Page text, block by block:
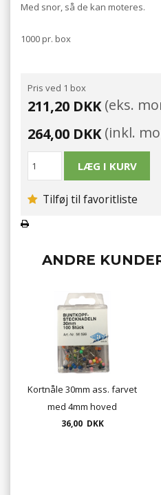
Med snor, så de kan moteres.
1000 pr. box
Pris ved 1 box
211,20 DKK(eks.
264,00 DKK(inkl.
Tilføj til favoritliste
ANDRE
Kortnåle 30mm ass. farvet
med 4mm hoved
benlængde 30mm
36,00 DKK